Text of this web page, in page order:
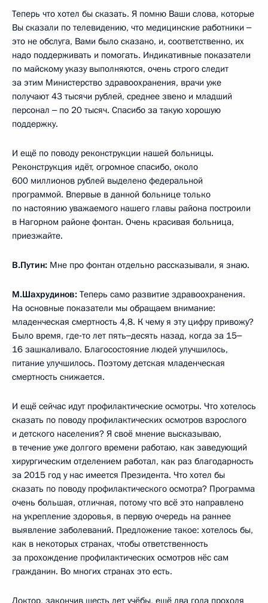
Теперь что хотел бы сказать. Я помню Ваши слова, которые
Вы сказали по телевидению, что медицинские работники ‒
это не обслуга, Вами было сказано, и, соответственно, их
надо поддерживать и помогать. Индикативные показатели
по майскому указу выполняются, очень строго следит
за этим Министерство здравоохранения, врачи уже
получают 43 тысячи рублей, среднее звено и младший
персонал ‒ по 20 тысяч. Спасибо за такую хорошую
поддержку.
И ещё по поводу реконструкции нашей больницы.
Реконструкция идёт, огромное спасибо, около
600 миллионов рублей выделено федеральной
программой. Впервые в данной больнице только
по настоянию уважаемого нашего главы района построили
в Нагорном районе фонтан. Очень красивая больница,
приезжайте.
В.Путин: Мне про фонтан отдельно рассказывали, я знаю.
М.Шахрудинов: Теперь само развитие здравоохранения.
На основные показатели мы обращаем внимание:
младенческая смертность 4,8. К чему я эту цифру привожу?
Было время, где‑то лет пять‒десять назад, когда за 15‒
16 зашкаливало. Благосостояние людей улучшилось,
питание улучшилось. Поэтому детская младенческая
смертность снижается.
И ещё сейчас идут профилактические осмотры. Что хотелось
сказать по поводу профилактических осмотров взрослого
и детского населения? Я своё мнение высказываю,
в течение уже долгого времени работаю, как заведующий
хирургическим отделением работал, как раз благодарность
за 2015 год у нас имеется Президента. Что хотел бы
сказать по поводу профилактического осмотра? Программа
очень большая, отличная, потому что всё это направлено
на укрепление здоровья, в первую очередь на раннее
выявление заболеваний. Предложение такое: хотелось бы,
как в некоторых странах, чтобы ответственность
за прохождение профилактических осмотров нёс сам
гражданин. Во многих странах это есть.
Доктор, закончив шесть лет учёбы, ещё два года проходя